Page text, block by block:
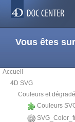
Vous êtes
Accueil
4D SVG
Couleurs et
Couleurs